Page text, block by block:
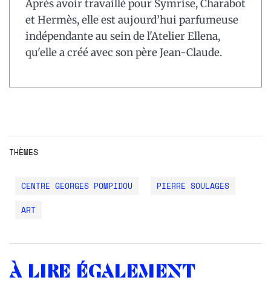
Après avoir travaillé pour Symrise, Charabot
et Hermès, elle est aujourd’hui parfumeuse
indépendante au sein de l'Atelier Ellena,
qu'elle a créé avec son père Jean-Claude.
THÈMES
CENTRE GEORGES POMPIDOU
PIERRE SOULAGES
ART
À lire également